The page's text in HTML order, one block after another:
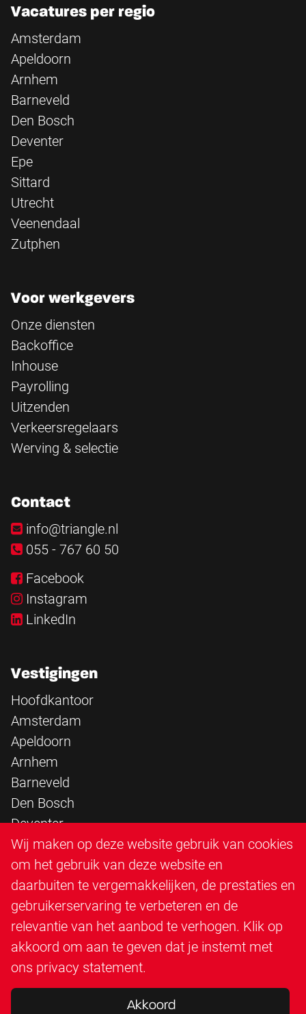
Vacatures per regio
Amsterdam
Apeldoorn
Arnhem
Barneveld
Den Bosch
Deventer
Epe
Sittard
Utrecht
Veenendaal
Zutphen
Voor werkgevers
Onze diensten
Backoffice
Inhouse
Payrolling
Uitzenden
Verkeersregelaars
Werving & selectie
Contact
info@triangle.nl
055 - 767 60 50
Facebook
Instagram
LinkedIn
Vestigingen
Hoofdkantoor
Amsterdam
Apeldoorn
Arnhem
Barneveld
Den Bosch
Deventer
Epe
Sittard
Triangle Infra
Triangle Steigerbouw
Utrecht
Veenendaal
Zutphen
Wij maken op deze website gebruik van cookies
om het gebruik van deze website en
daarbuiten te vergemakkelijken, de prestaties en
gebruikerservaring te verbeteren en de
relevantie van het aanbod te verhogen. Klik op
akkoord om aan te geven dat je instemt met
ons privacy statement.
Akkoord